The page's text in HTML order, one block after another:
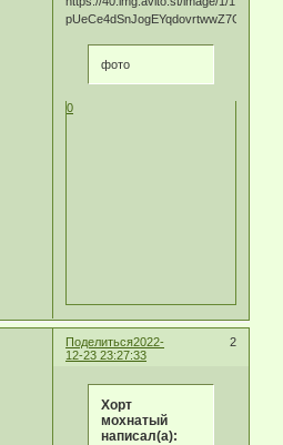
фото
0
Поделиться 2
2022-
12-23 23:27:33
Хорт
мохнатый
написал(а):